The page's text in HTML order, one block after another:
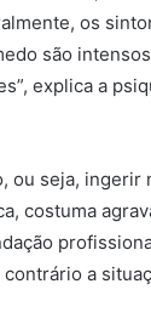
os
são
explica a
ou seja, ingerir
costuma
a